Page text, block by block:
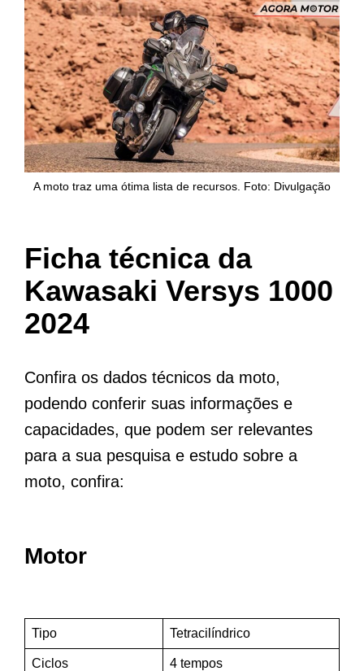
A moto traz uma ótima lista de recursos. Foto: Divulgação
Ficha técnica da
Kawasaki Versys 1000
2024
Confira os dados técnicos da moto,
podendo conferir suas informações e
capacidades, que podem ser relevantes
para a sua pesquisa e estudo sobre a
moto, confira:
Motor
Tipo Tetracilíndrico
Ciclos 4 tempos